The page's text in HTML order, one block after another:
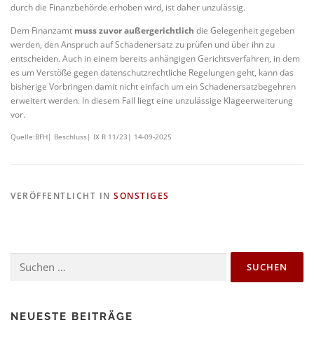
durch die Finanzbehörde erhoben wird, ist daher unzulässig.
Dem Finanzamt muss zuvor außergerichtlich die Gelegenheit gegeben
werden, den Anspruch auf Schadenersatz zu prüfen und über ihn zu
entscheiden. Auch in einem bereits anhängigen Gerichtsverfahren, in dem
es um Verstöße gegen datenschutzrechtliche Regelungen geht, kann das
bisherige Vorbringen damit nicht einfach um ein Schadenersatzbegehren
erweitert werden. In diesem Fall liegt eine unzulässige Klageerweiterung
vor.
Quelle:BFH| Beschluss| IX R 11/23| 14-09-2025
VERÖFFENTLICHT IN SONSTIGES
NEUESTE BEITRÄGE